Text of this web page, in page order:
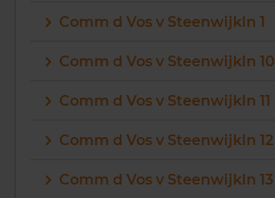
Zoek een woning
Vragen? Neem contact met ons op
088 220 4200
Comm d Vos v Steenwijkln 1
Comm d Vos v Steenwijkln 10
Comm d Vos v Steenwijkln 11
Comm d Vos v Steenwijkln 12
Comm d Vos v Steenwijkln 13